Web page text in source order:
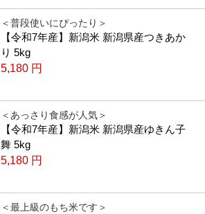
＜普段使いにぴったり＞
【令和7年産】新潟米 新潟県産つきあか
り 5kg
5,180 円
＜あっさり食感が人気＞
【令和7年産】新潟米 新潟県産ゆきん子
舞 5kg
5,180 円
＜最上級のもち米です＞